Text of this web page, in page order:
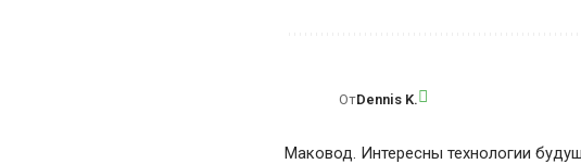
ОтDennis K.
Маковод. Интересны технологии